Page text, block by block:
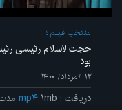
منتخب فیلم
حجت‌الاسلام رئیسی
بود
۱۲ /مرداد/ ۱۴۰۰
دریافت : mp۴ ۱mb